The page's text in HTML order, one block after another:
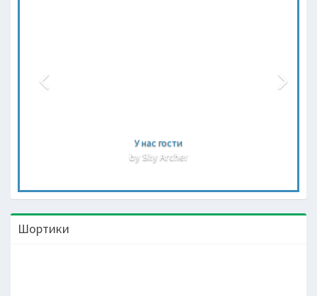
У нас гости
by Sky Archer
Шортики